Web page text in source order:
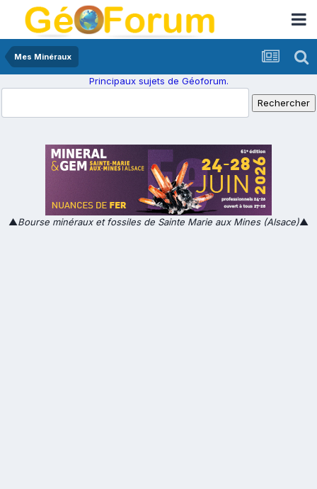
Mes Minéraux
Principaux sujets de Géoforum.
▲Bourse minéraux et fossiles de Sainte Marie aux Mines (Alsace)▲